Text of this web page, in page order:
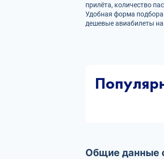
прилёта, количество
Удобная форма
дешевые авиабилеты
Общие данные